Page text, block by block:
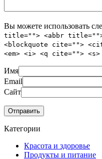
Вы можете использовать
title=""> <abbr title="">
<blockquote cite="">
<em> <i> <q cite="">
Имя
Email
Сайт
Категории
Красота и здоровье
Продукты и питание